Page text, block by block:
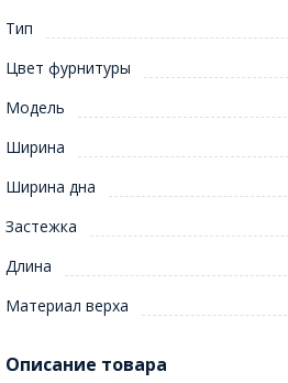
Тип
Цвет фурнитуры
Модель
Ширина
Ширина дна
Застежка
Длина
Материал верха
Описание товара